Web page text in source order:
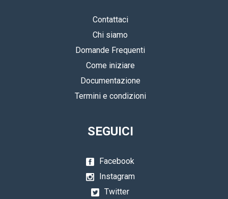
Contattaci
Chi siamo
Domande Frequenti
Come iniziare
Documentazione
Termini e condizioni
SEGUICI
Facebook
Instagram
Twitter